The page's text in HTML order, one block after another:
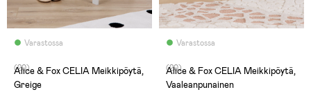
Varastossa
(20)
Alice & Fox CELIA Meikkipöytä,
Greige
Varastossa
(20)
Alice & Fox CELIA Meikkipöytä,
Vaaleanpunainen